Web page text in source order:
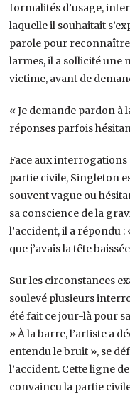
formalités d’usage,
laquelle il souhaitait
parole pour
larmes, il a sollicité une
victime, avant de
« Je demande pardon à
réponses parfois
Face aux interrogations
partie civile, Singleton
souvent vague ou
sa conscience de la
l’accident, il a répondu :
que j’avais la tête
Sur les circonstances
soulevé plusieurs
été fait ce jour-là pour
» À la barre, l’artiste a
entendu le bruit », se
l’accident. Cette ligne
convaincu la partie